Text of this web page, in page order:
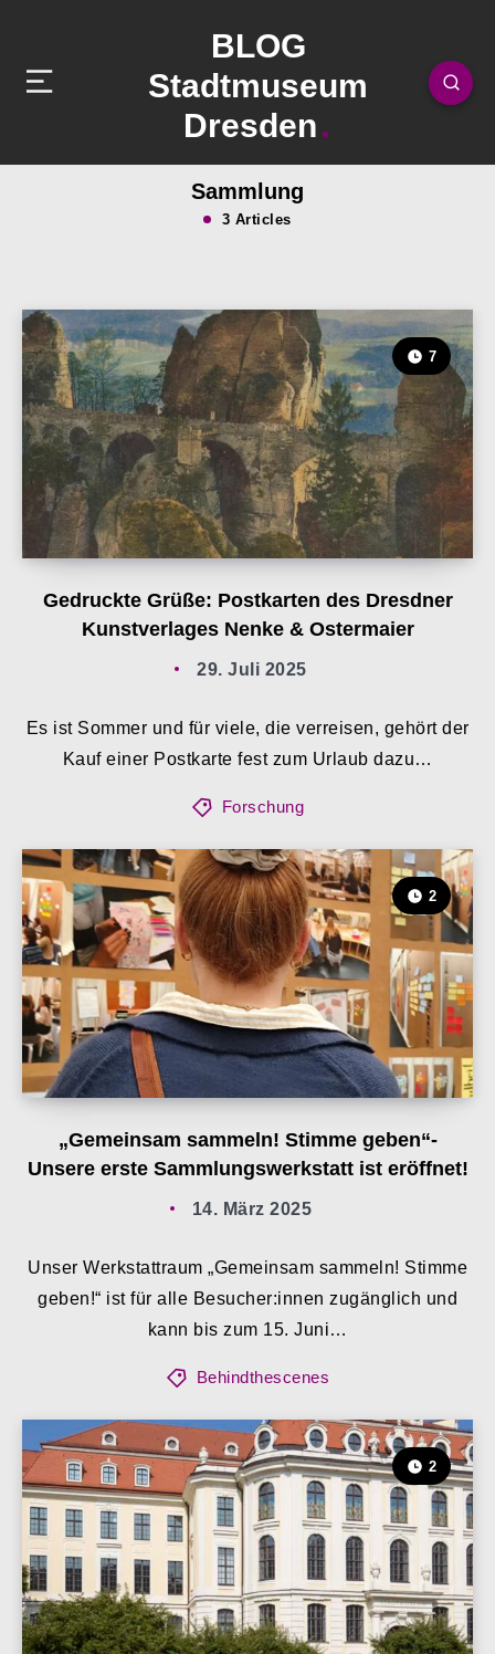
BLOG
Stadtmuseum
Dresden
Sammlung
3 Articles
Gedruckte Grüße: Postkarten des Dresdner
Kunstverlages Nenke & Ostermaier
7
29. Juli 2025
Es ist Sommer und für viele, die verreisen, gehört der
Kauf einer Postkarte fest zum Urlaub dazu…
Forschung
„Gemeinsam sammeln! Stimme geben“-
Unsere erste Sammlungswerkstatt ist eröffnet!
2
14. März 2025
Unser Werkstattraum „Gemeinsam sammeln! Stimme
geben!“ ist für alle Besucher:innen zugänglich und
kann bis zum 15. Juni…
Behindthescenes
2